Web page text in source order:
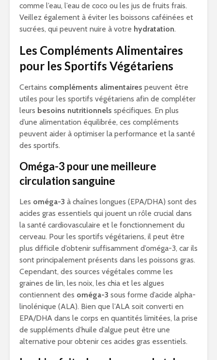
comme l’eau, l’eau de coco ou les jus de fruits frais.
Veillez également à éviter les boissons caféinées et
sucrées, qui peuvent nuire à votre hydratation.
Les Compléments Alimentaires
pour les Sportifs Végétariens
Certains compléments alimentaires peuvent être
utiles pour les sportifs végétariens afin de compléter
leurs besoins nutritionnels spécifiques. En plus
d’une alimentation équilibrée, ces compléments
peuvent aider à optimiser la performance et la santé
des sportifs.
Oméga-3 pour une meilleure
circulation sanguine
Les oméga-3 à chaînes longues (EPA/DHA) sont des
acides gras essentiels qui jouent un rôle crucial dans
la santé cardiovasculaire et le fonctionnement du
cerveau. Pour les sportifs végétariens, il peut être
plus difficile d’obtenir suffisamment d’oméga-3, car ils
sont principalement présents dans les poissons gras.
Cependant, des sources végétales comme les
graines de lin, les noix, les chia et les algues
contiennent des oméga-3 sous forme d’acide alpha-
linolénique (ALA). Bien que l’ALA soit converti en
EPA/DHA dans le corps en quantités limitées, la prise
de suppléments d’huile d’algue peut être une
alternative pour obtenir ces acides gras essentiels.